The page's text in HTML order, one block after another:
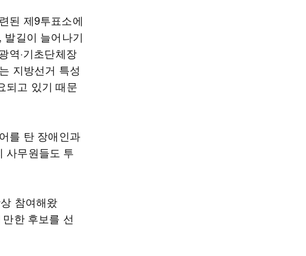
된 제9투표소에
길이 늘어나기
역·기초단체장
지방선거 특성
되고 있기 때문
를 탄 장애인과
사무원들도 투
참여해왔
한 후보를 선